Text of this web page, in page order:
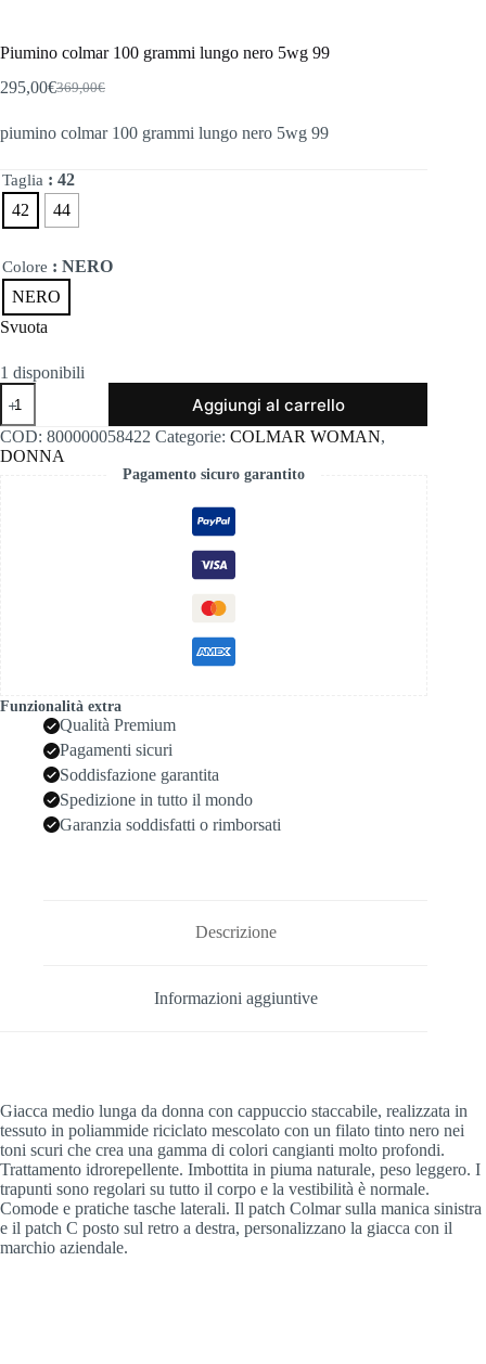
Piumino colmar 100 grammi lungo nero 5wg 99
369,00€
Il
originale
369,00€.
295,00€Il
attuale
295,00€.
piumino colmar 100 grammi lungo nero 5wg 99
Taglia : 42
42
44
Colore : NERO
NERO
Svuota
1 disponibili
Piumino
colmar
100
grammi
lungo
Aggiungi al carrello
COD: 800000058422 Categorie: COLMAR WOMAN,
DONNA
Pagamento sicuro garantito
Funzionalità extra
Qualità Premium
Pagamenti sicuri
Soddisfazione garantita
Spedizione in tutto il mondo
Garanzia soddisfatti o rimborsati
Descrizione
Informazioni aggiuntive
Giacca medio lunga da donna con cappuccio staccabile, realizzata in
tessuto in poliammide riciclato mescolato con un filato tinto nero nei
toni scuri che crea una gamma di colori cangianti molto profondi.
Trattamento idrorepellente. Imbottita in piuma naturale, peso leggero. I
trapunti sono regolari su tutto il corpo e la vestibilità è normale.
Comode e pratiche tasche laterali. Il patch Colmar sulla manica sinistra
e il patch C posto sul retro a destra, personalizzano la giacca con il
marchio aziendale.